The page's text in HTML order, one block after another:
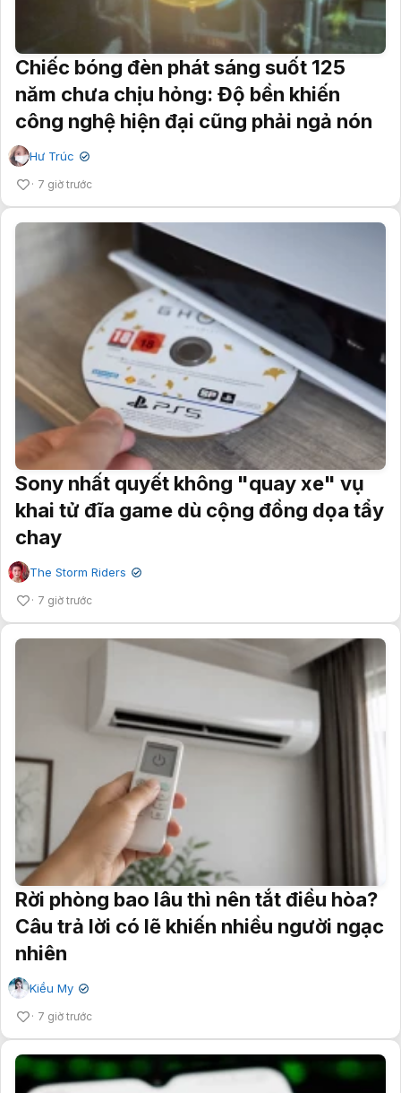
Chiếc bóng đèn phát sáng suốt 125
năm chưa chịu hỏng: Độ bền khiến
công nghệ hiện đại cũng phải ngả nón
Hư Trúc ✔
7 giờ trước
Sony nhất quyết không "quay xe" vụ
khai tử đĩa game dù cộng đồng dọa tẩy
chay
The Storm Riders ✔
7 giờ trước
Rời phòng bao lâu thì nên tắt điều hòa?
Câu trả lời có lẽ khiến nhiều người ngạc
nhiên
Kiều My ✔
7 giờ trước